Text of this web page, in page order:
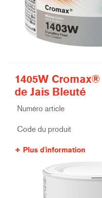
1405W
de Jais Bleuté
Numéro article
Code du produit
Plus d'information